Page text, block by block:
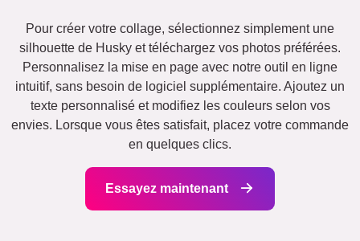
Pour créer votre collage, sélectionnez simplement une
silhouette de Husky et téléchargez vos photos préférées.
Personnalisez la mise en page avec notre outil en ligne
intuitif, sans besoin de logiciel supplémentaire. Ajoutez un
texte personnalisé et modifiez les couleurs selon vos
envies. Lorsque vous êtes satisfait, placez votre commande
en quelques clics.
Essayez maintenant